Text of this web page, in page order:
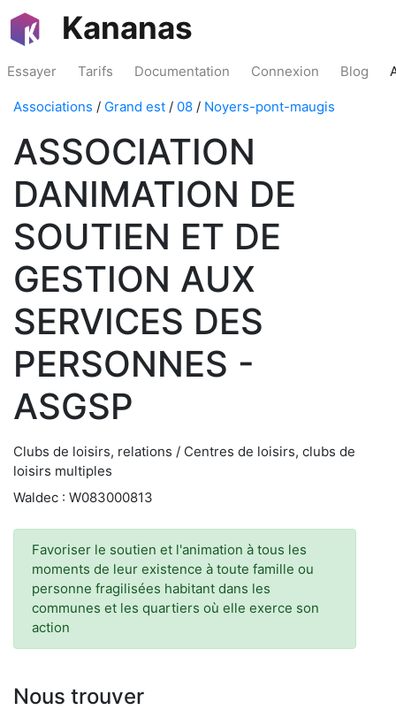
Kananas
Essayer Tarifs Documentation Connexion Blog
Associations / Grand est / 08 / Noyers-pont-maugis
ASSOCIATION
DANIMATION DE
SOUTIEN ET DE
GESTION AUX
SERVICES DES
PERSONNES -
ASGSP
Clubs de loisirs, relations / Centres de loisirs, clubs de
loisirs multiples
Waldec : W083000813
Favoriser le soutien et l'animation à tous les
moments de leur existence à toute famille ou
personne fragilisées habitant dans les
communes et les quartiers où elle exerce son
action
Nous trouver